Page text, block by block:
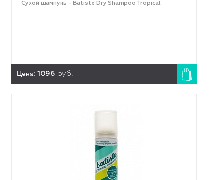
Сухой шампунь - Batiste Dry Shampoo Tropical
Цена: 1096 руб.